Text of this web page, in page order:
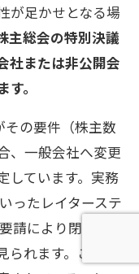
が足かせとなる場
主総会の特別決議
社または非公開会
。
の要件（株主数
、一般会社へ変更
しています。実務
ったレイターステ
請により閉鎖会社
れます。この発